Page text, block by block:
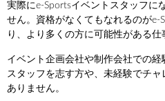
実際にe-Sportsイベントスタッフに
せん。資格がなくてもなれるのがe-
り、より多くの方に可能性がある仕
イベント企画会社や制作会社での経
スタッフを志す方や、未経験でチャ
ありません。